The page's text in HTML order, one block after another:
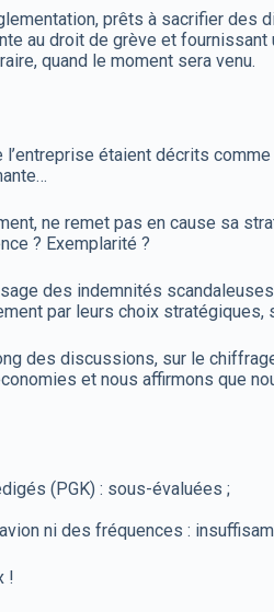
prêts à sacrifier des
au droit de grève et
quand le moment sera venu.
étaient décrits
ne remet pas en cause sa
? Exemplarité ?
des indemnités
par leurs choix stratégiques,
des discussions, sur le
et nous affirmons que
(PGK) : sous-évaluées ;
ni des fréquences :
!